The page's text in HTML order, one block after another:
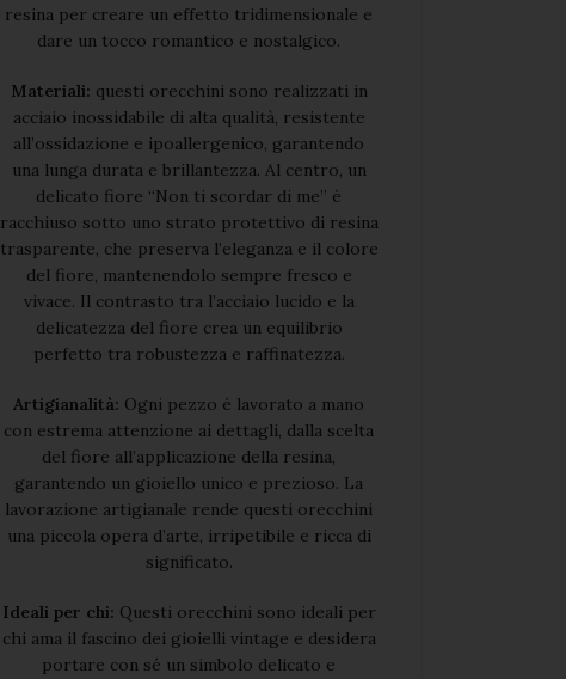
resina per creare un effetto tridimensionale e
dare un tocco romantico e nostalgico.
Materiali: questi orecchini sono realizzati in
acciaio inossidabile di alta qualità, resistente
all’ossidazione e ipoallergenico, garantendo
una lunga durata e brillantezza. Al centro, un
delicato fiore “Non ti scordar di me” è
racchiuso sotto uno strato protettivo di resina
trasparente, che preserva l’eleganza e il colore
del fiore, mantenendolo sempre fresco e
vivace. Il contrasto tra l’acciaio lucido e la
delicatezza del fiore crea un equilibrio
perfetto tra robustezza e raffinatezza.
Artigianalità: Ogni pezzo è lavorato a mano
con estrema attenzione ai dettagli, dalla scelta
del fiore all’applicazione della resina,
garantendo un gioiello unico e prezioso. La
lavorazione artigianale rende questi orecchini
una piccola opera d’arte, irripetibile e ricca di
significato.
Ideali per chi: Questi orecchini sono ideali per
chi ama il fascino dei gioielli vintage e desidera
portare con sé un simbolo delicato e